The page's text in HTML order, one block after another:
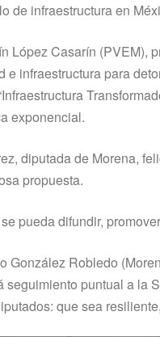
de infraestructura en
López Casarín (PVEM),
e infraestructura para
exponencial.
diputada de Morena,
propuesta.
pueda difundir,
González Robledo
seguimiento puntual a la
que sea